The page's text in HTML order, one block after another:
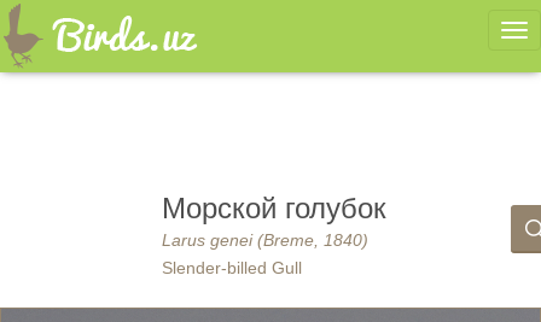
Морской голубок
Larus genei (Breme, 1840)
Slender-billed Gull